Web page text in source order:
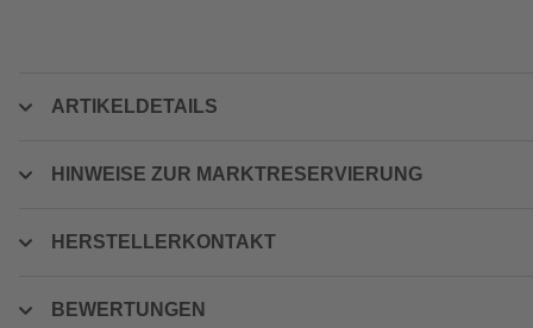
ARTIKELDETAILS
HINWEISE ZUR MARKTRESERVIERUNG
HERSTELLERKONTAKT
BEWERTUNGEN